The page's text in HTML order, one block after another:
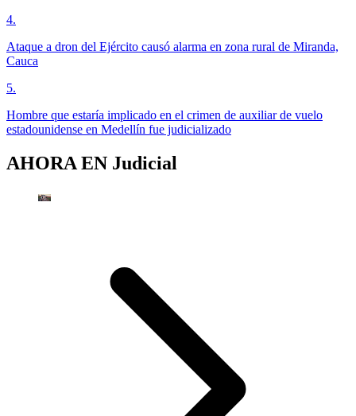
4.
Ataque a dron del Ejército causó alarma en zona rural de Miranda,
Cauca
5.
Hombre que estaría implicado en el crimen de auxiliar de vuelo
estadounidense en Medellín fue judicializado
AHORA EN Judicial